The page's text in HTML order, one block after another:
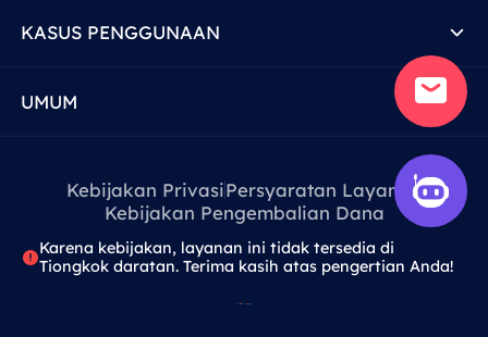
KASUS PENGGUNAAN
UMUM
Kebijakan PrivasiPersyaratan Layanan
Kebijakan Pengembalian Dana
Karena kebijakan, layanan ini tidak tersedia di
Tiongkok daratan. Terima kasih atas pengertian Anda!